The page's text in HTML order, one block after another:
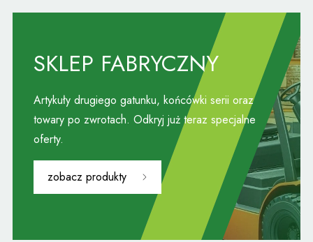
SKLEP FABRYCZNY
Artykuły drugiego gatunku, końcówki serii oraz
towary po zwrotach. Odkryj już teraz specjalne
oferty.
zobacz produkty